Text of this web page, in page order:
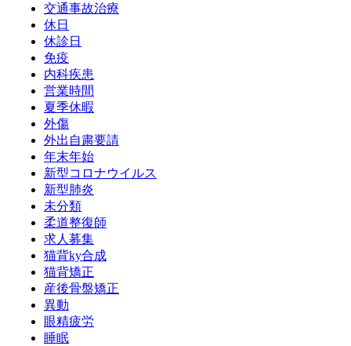
交通事故治療
休日
休診日
免疫
内科疾患
営業時間
夏季休暇
外傷
外出自粛要請
年末年始
新型コロナウイルス
新型肺炎
未分類
柔道整復師
求人募集
猫背ky合成
猫背矯正
産後骨盤矯正
異動
眼精疲労
睡眠